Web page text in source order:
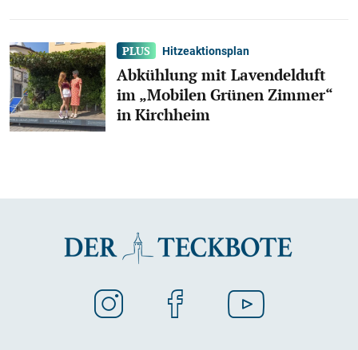
Hitzeaktionsplan
Abkühlung mit Lavendelduft
im „Mobilen Grünen Zimmer“
in Kirchheim